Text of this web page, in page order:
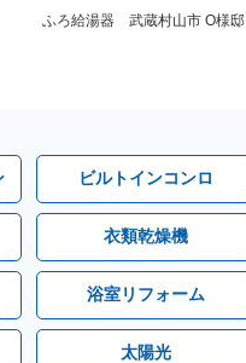
ふろ給湯器 武蔵村山市 O様邸
ビルトインコンロ
衣類乾燥機
浴室リフォーム
太陽光